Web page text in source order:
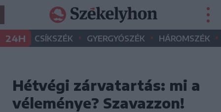
24H CSÍKSZÉK • GYERGYÓSZÉK • HÁROMSZÉK •
Hétvégi zárvatartás: mi a
véleménye? Szavazzon!